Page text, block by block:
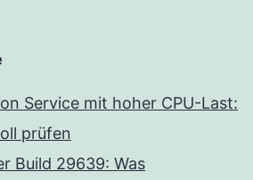
Service mit hoher CPU-Last:
prüfen
Build 29639: Was